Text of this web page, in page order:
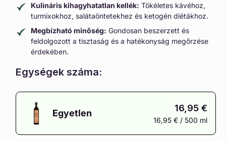
Kulináris kihagyhatatlan kellék: Tökéletes kávéhoz,
turmixokhoz, salátaöntetekhez és ketogén diétákhoz.
Megbízható minőség: Gondosan beszerzett és
feldolgozott a tisztaság és a hatékonyság megőrzése
érdekében.
Egységek száma:
Egyetlen
16,95 €
16,95 € / 500 ml